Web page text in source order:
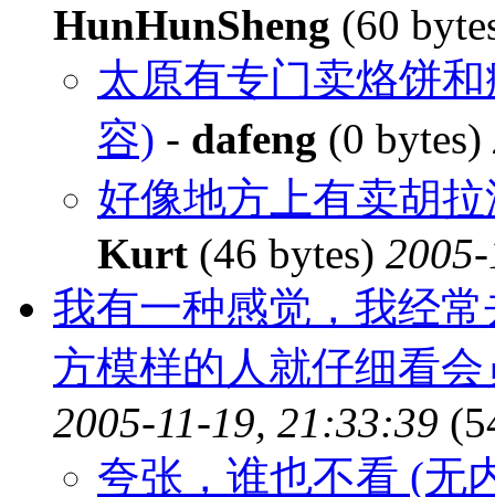
HunHunSheng (60
太原有专门卖烙饼
容) - dafeng (0 bytes)
好像地方上有卖胡
Kurt (46 bytes)
我有一种感觉，我经
方模样的人就仔细看
2005-11-19, 21:33:39
夸张，谁也不看 (无